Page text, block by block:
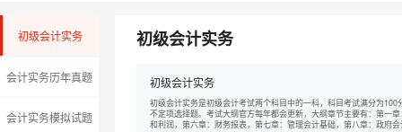
初级会计实务
会计实务历年真题
会计实务模拟试题
初级会计实务
初级会计实务
初级会计实务是初级会计考试两个科目中的一科，科目考试满分为
不定项选择题。考试大纲官方每年都会更新，大纲章节主要有：第一
和利润，第六章：财务报表，第七章：管理会计基础，第八章：政府